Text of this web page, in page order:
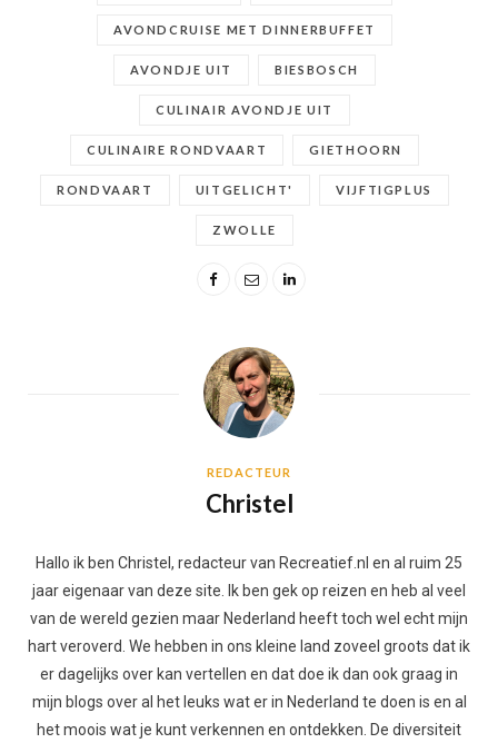
AVONDCRUISE MET DINNERBUFFET
AVONDJE UIT BIESBOSCH
CULINAIR AVONDJE UIT
CULINAIRE RONDVAART GIETHOORN
RONDVAART UITGELICHT' VIJFTIGPLUS
ZWOLLE
REDACTEUR
Christel
Hallo ik ben Christel, redacteur van Recreatief.nl en al ruim 25
jaar eigenaar van deze site. Ik ben gek op reizen en heb al veel
van de wereld gezien maar Nederland heeft toch wel echt mijn
hart veroverd. We hebben in ons kleine land zoveel groots dat ik
er dagelijks over kan vertellen en dat doe ik dan ook graag in
mijn blogs over al het leuks wat er in Nederland te doen is en al
het moois wat je kunt verkennen en ontdekken. De diversiteit